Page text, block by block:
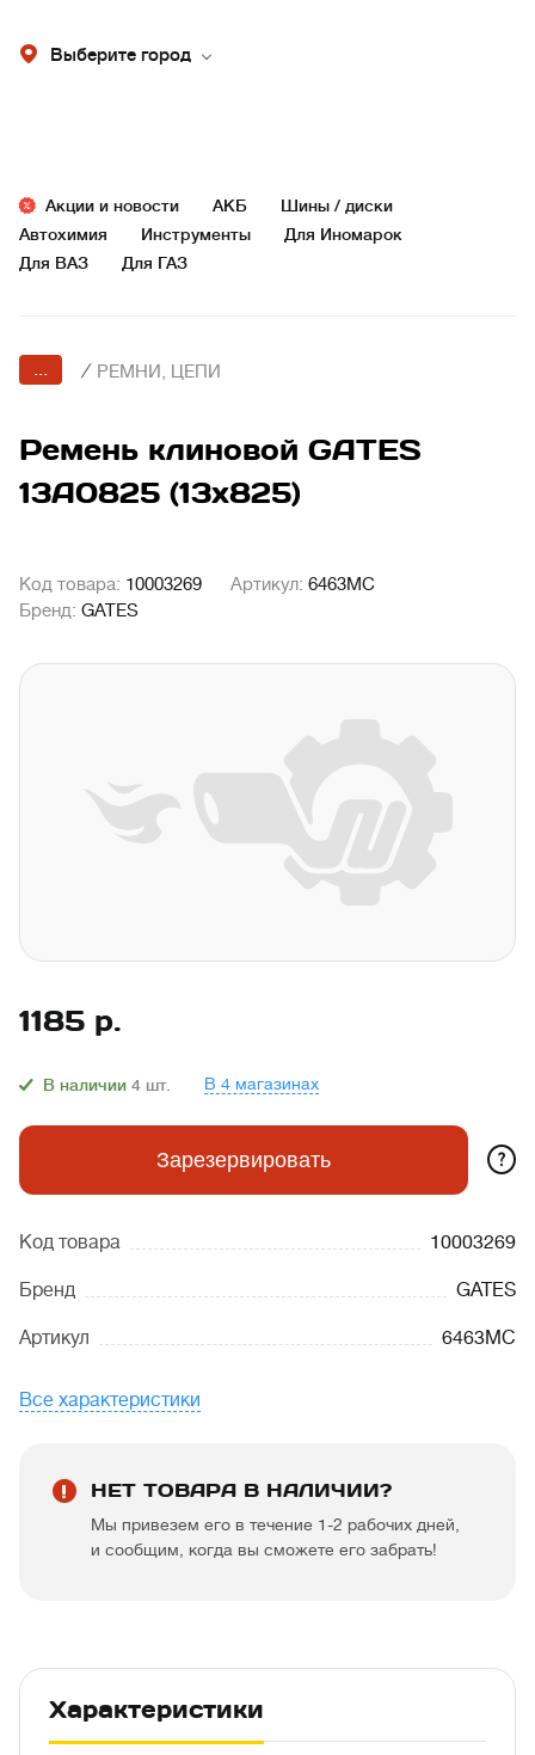
Выберите город
Акции и новости АКБ
Шины / диски
Автохимия
Инструменты
Для Иномарок
Для ВАЗ
Для ГАЗ
... / РЕМНИ, ЦЕПИ
Ремень клиновой GATES
13A0825 (13x825)
Код товара: 10003269 Артикул: 6463MC
Бренд: GATES
1185 р.
В наличии 4 шт. В 4 магазинах
Зарезервировать ?
Код товара 10003269
Бренд GATES
Артикул 6463MC
Все характеристики
НЕТ ТОВАРА В НАЛИЧИИ?
Мы привезем его в течение 1-2 рабочих дней,
и сообщим, когда вы сможете его забрать!
Характеристики